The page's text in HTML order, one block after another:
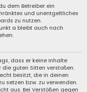
dem Betreiber ein
und unentgeltliches
zu nutzen.
a bleibt auch nach
dass er keine Inhalte
guten Sitten verstoßen.
besitzt, die in deinen
setzen bzw. zu verwenden.
aus. Bei Verstößen gegen